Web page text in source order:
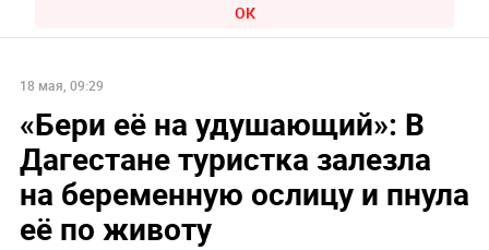
ОК
18 мая, 09:29
«Бери её на удушающий»: В
Дагестане туристка залезла
на беременную ослицу и пнула
её по животу